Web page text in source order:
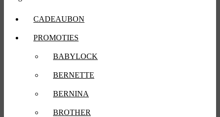
CADEAUBON
PROMOTIES
BABYLOCK
BERNETTE
BERNINA
BROTHER